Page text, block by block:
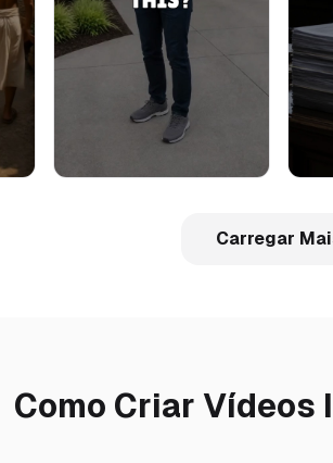
Carregar
Como Criar Vídeos